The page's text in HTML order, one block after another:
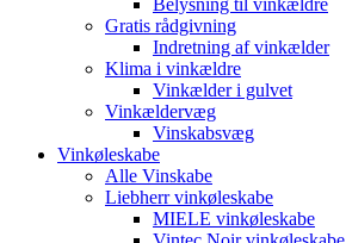
Gratis rådgivning
Indretning af vinkælder
Klima i vinkældre
Vinkælder i gulvet
Vinkældervæg
Vinskabsvæg
Vinkøleskabe
Alle Vinskabe
Liebherr vinkøleskabe
MIELE vinkøleskabe